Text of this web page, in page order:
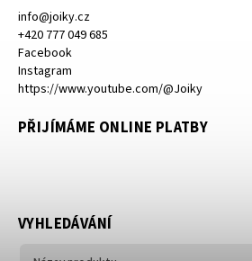
info@joiky.cz
+420 777 049 685
Facebook
Instagram
https://www.youtube.com/@Joiky
PŘIJÍMÁME ONLINE PLATBY
VYHLEDÁVÁNÍ